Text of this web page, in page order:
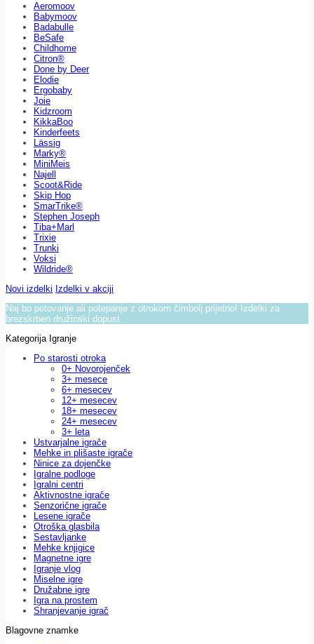
Aeromoov
Babymoov
Badabulle
BeSafe
Childhome
Citron®
Done by Deer
Elodie
Ergobaby
Joie
Kidzroom
KikkaBoo
Kinderfeets
Lässig
Marky®
MiniMeis
Najell
Scoot&Ride
Skip Hop
SmarTrike®
Stephen Joseph
Tiba+Marl
Trixie
Trunki
Voksi
Wildride®
Novi izdelki Izdelki v akciji
Naj bo potovanje ali potepanje z otrokom čimbolj prijetno! Izdelki za
brezskrben družinski dopust.
Kategorija Igranje
Po starosti otroka
0+ Novorojenček
3+ mesece
6+ mesecev
12+ mesecev
18+ mesecev
24+ mesecev
3+ leta
Ustvarjalne igrače
Mehke in plišaste igrače
Ninice za dojenčke
Igralne podloge
Igralni centri
Aktivnostne igrače
Senzorične igrače
Lesene igrače
Otroška glasbila
Sestavljanke
Mehke knjigice
Magnetne igre
Igranje vlog
Miselne igre
Družabne igre
Igra na prostem
Shranjevanje igrač
Blagovne znamke